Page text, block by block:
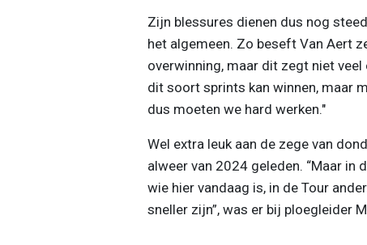
Zijn blessures dienen dus nog
het algemeen. Zo beseft Van Aert
overwinning, maar dit zegt niet
dit soort sprints kan winnen, maar
dus moeten we hard werken."
Wel extra leuk aan de zege van
alweer van 2024 geleden. “Maar in
wie hier vandaag is, in de Tour
sneller zijn”, was er bij ploegleider